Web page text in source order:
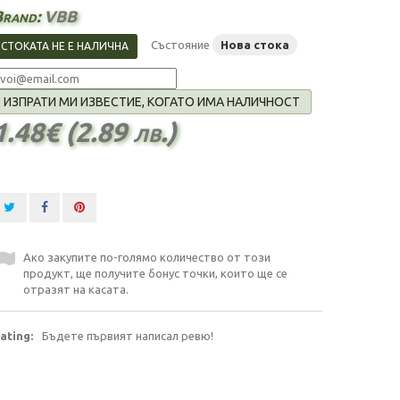
VBB
СТОКАТА НЕ Е НАЛИЧНА Състояние Нова стока
ИЗПРАТИ МИ ИЗВЕСТИЕ, КОГАТО ИМА НАЛИЧНОСТ
(2.89 лв.)
Ако закупите по-голямо количество от този
продукт, ще получите бонус точки, които ще се
отразят на касата.
Бъдете първият написал ревю!